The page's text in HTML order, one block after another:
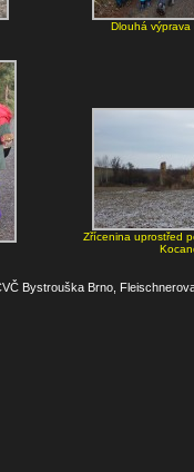
Dlouhá výprava
Zřícenina uprostřed
Bystrouška Brno,